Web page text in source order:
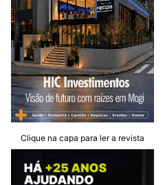
Clique na capa para ler a revista